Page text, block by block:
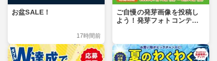
お盆SALE！
17時間前
ご自慢の発芽画像を投稿し
よう！発芽フォトコンテス